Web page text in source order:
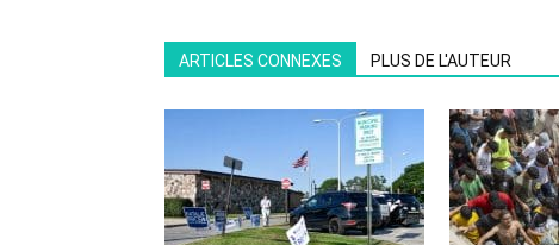
ARTICLES CONNEXES PLUS DE L'AUTEUR